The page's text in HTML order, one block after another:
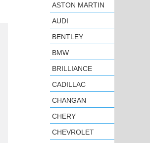
ASTON MARTIN
AUDI
BENTLEY
BMW
BRILLIANCE
CADILLAC
CHANGAN
CHERY
CHEVROLET